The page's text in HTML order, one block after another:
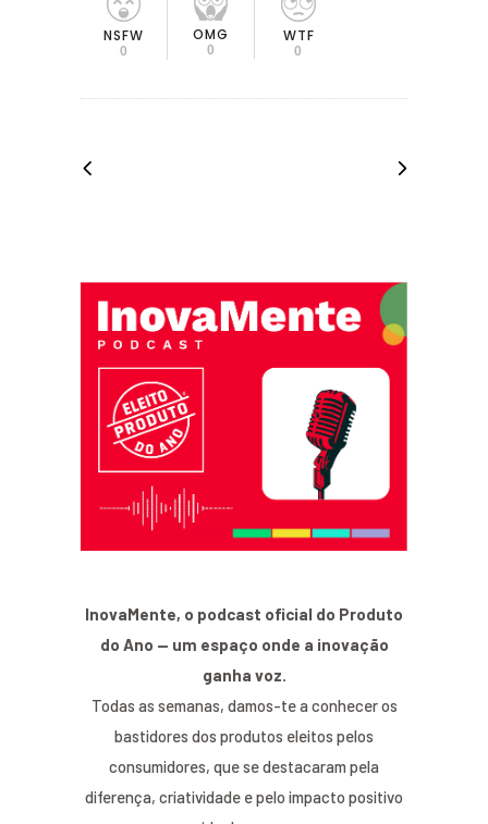
NSFW
0
OMG
0
WTF
0
InovaMente, o podcast oficial do Produto
do Ano — um espaço onde a inovação
ganha voz.
Todas as semanas, damos-te a conhecer os
bastidores dos produtos eleitos pelos
consumidores, que se destacaram pela
diferença, criatividade e pelo impacto positivo